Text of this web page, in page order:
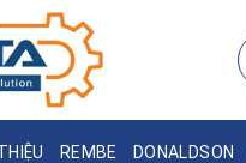
REMBE DONALDSON